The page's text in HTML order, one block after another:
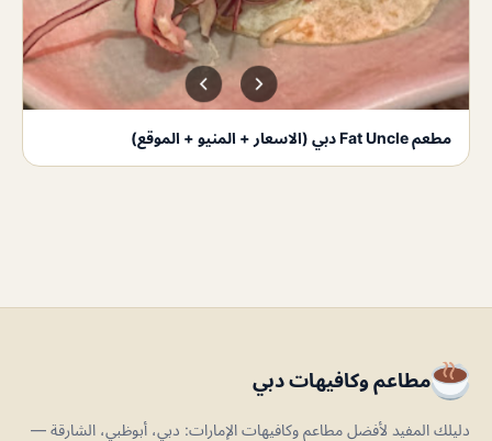
مطعم Fat Uncle دبي (الاسعار + المنيو + الموقع)
مطاعم وكافيهات دبي
دليلك المفيد لأفضل مطاعم وكافيهات الإمارات: دبي، أبوظبي، الشارقة —